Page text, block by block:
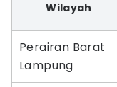
Wilayah
Perairan Barat
Lampung